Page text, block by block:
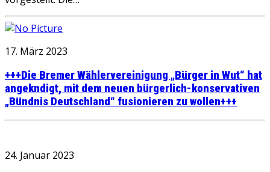
17. März 2023
+++Die Bremer Wählervereinigung „Bürger in Wut“ hat
angekndigt, mit dem neuen bürgerlich-konservativen
„Bündnis Deutschland“ fusionieren zu wollen+++
24. Januar 2023